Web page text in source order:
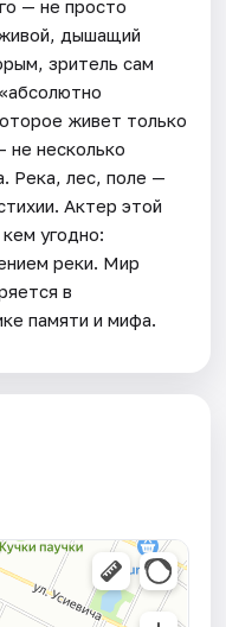
— не просто
дышащий
зритель сам
живет только
не несколько
Река, лес, поле —
Актер этой
угодно:
реки. Мир
в
памяти и мифа.